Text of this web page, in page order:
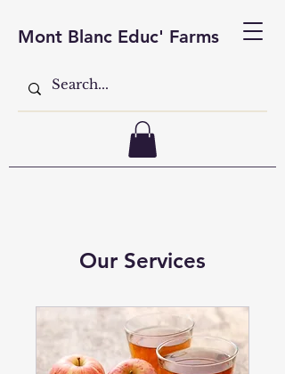
Mont Blanc Educ' Farms
Our Services